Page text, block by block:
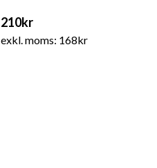
210kr
exkl. moms: 168kr